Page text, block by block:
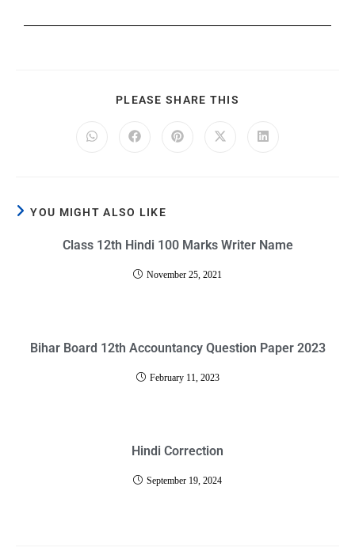
PLEASE SHARE THIS
YOU MIGHT ALSO LIKE
Class 12th Hindi 100 Marks Writer Name
November 25, 2021
Bihar Board 12th Accountancy Question Paper 2023
February 11, 2023
Hindi Correction
September 19, 2024